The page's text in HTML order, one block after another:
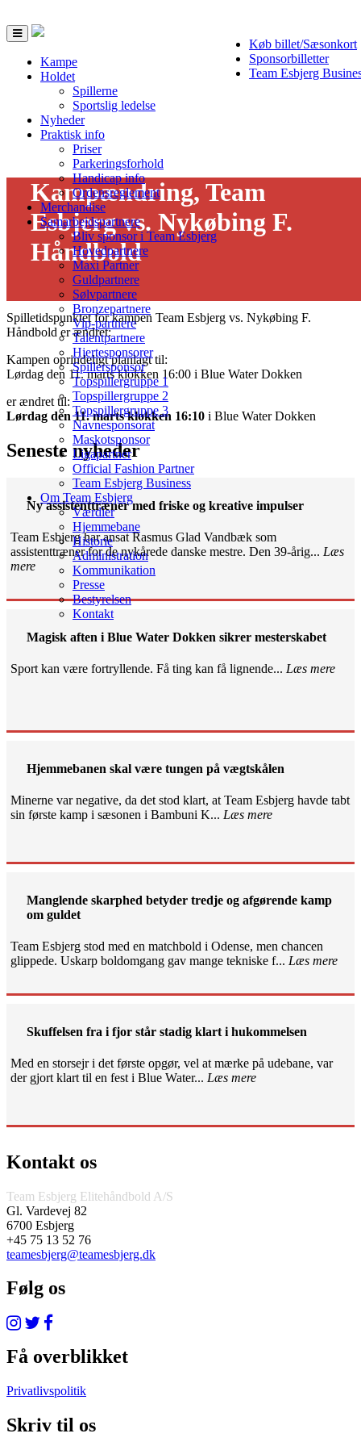
Køb billet/Sæsonkort
Sponsorbilletter
Team Esbjerg
Toggle
navigation
Kampe
Holdet
Spillerne
Sportslig ledelse
Nyheder
Praktisk info
Priser
Parkeringsforhold
Handicap info
Ordensreglement
Merchandise
Samarbejdspartnere
Bliv sponsor i Team Esbjerg
Hovedpartnere
Maxi Partner
Guldpartnere
Sølvpartnere
Bronzepartnere
Vip-partnere
Talentpartnere
Hjertesponsorer
Spillersponsor
Topspillergruppe 1
Topspillergruppe 2
Topspillergruppe 3
Navnesponsorat
Maskotsponsor
Ligapartner
Official Fashion Partner
Team Esbjerg Business
Om Team Esbjerg
Værdier
Hjemmebane
Historie
Administration
Kommunikation
Presse
Bestyrelsen
Kontakt
Kampændring, Team
Esbjerg vs. Nykøbing F.
Håndbold
26/01 - 2023
Spilletidspunktet for kampen Team Esbjerg vs. Nykøbing F.
Håndbold er ændret:
Kampen oprindeligt planlagt til:
Lørdag den 11. marts klokken 16:00 i Blue Water Dokken
er ændret til:
Lørdag den 11. marts klokken 16:10 i Blue Water Dokken
Seneste nyheder
Ny assistenttræner med friske og kreative impulser
Team Esbjerg har ansat Rasmus Glad Vandbæk som
assistenttræner for de nykårede danske mestre. Den 39-årig... Læs
mere
Magisk aften i Blue Water Dokken sikrer mesterskabet
Sport kan være fortryllende. Få ting kan få lignende... Læs mere
Hjemmebanen skal være tungen på vægtskålen
Minerne var negative, da det stod klart, at Team Esbjerg havde tabt
sin første kamp i sæsonen i Bambuni K... Læs mere
Manglende skarphed betyder tredje og afgørende kamp
om guldet
Team Esbjerg stod med en matchbold i Odense, men chancen
glippede. Uskarp boldomgang gav mange tekniske f... Læs mere
Skuffelsen fra i fjor står stadig klart i hukommelsen
Med en storsejr i det første opgør, vel at mærke på udebane, var
der gjort klart til en fest i Blue Water... Læs mere
Kontakt os
Team Esbjerg Elitehåndbold A/S
Gl. Vardevej 82
6700 Esbjerg
+45 75 13 52 76
teamesbjerg@teamesbjerg.dk
Følg os
Få overblikket
Privatlivspolitik
Skriv til os